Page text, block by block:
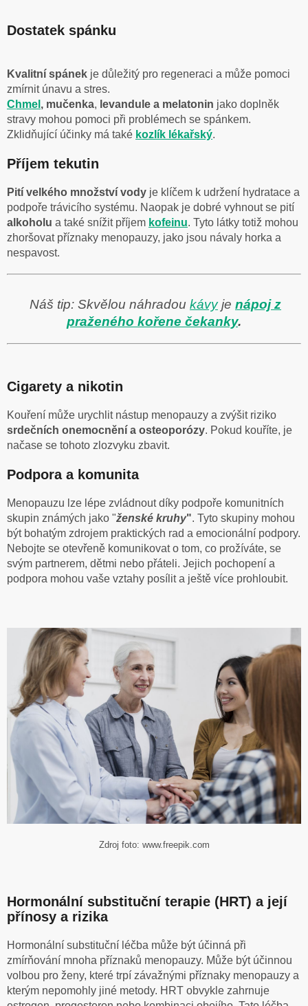
Dostatek spánku
Kvalitní spánek je důležitý pro regeneraci a může pomoci
zmírnit únavu a stres.
Chmel , mučenka, levandule a melatonin jako doplněk
stravy mohou pomoci při problémech se spánkem.
Zklidňující účinky má také kozlík lékařský.
Příjem tekutin
Pití velkého množství vody je klíčem k udržení hydratace a
podpoře trávicího systému. Naopak je dobré vyhnout se pití
alkoholu a také snížit příjem kofeinu. Tyto látky totiž mohou
zhoršovat příznaky menopauzy, jako jsou návaly horka a
nespavost.
Náš tip: Skvělou náhradou kávyje nápoj z
praženého kořene čekanky.
Cigarety a nikotin
Kouření může urychlit nástup menopauzy a zvýšit riziko
srdečních onemocnění a osteoporózy. Pokud kouříte, je
načase se tohoto zlozvyku zbavit.
Podpora a komunita
Menopauzu lze lépe zvládnout díky podpoře komunitních
skupin známých jako "ženské kruhy". Tyto skupiny mohou
být bohatým zdrojem praktických rad a emocionální podpory.
Nebojte se otevřeně komunikovat o tom, co prožíváte, se
svým partnerem, dětmi nebo přáteli. Jejich pochopení a
podpora mohou vaše vztahy posílit a ještě více prohloubit.
Zdroj foto: www.freepik.com
Hormonální substituční terapie (HRT) a její
přínosy a rizika
Hormonální substituční léčba může být účinná při
zmírňování mnoha příznaků menopauzy. Může být účinnou
volbou pro ženy, které trpí závažnými příznaky menopauzy a
kterým nepomohly jiné metody. HRT obvykle zahrnuje